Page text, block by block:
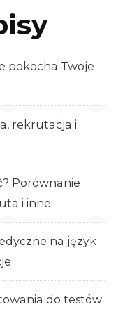
pokocha Twoje
rekrutacja i
Porównanie
i inne
na język
do testów